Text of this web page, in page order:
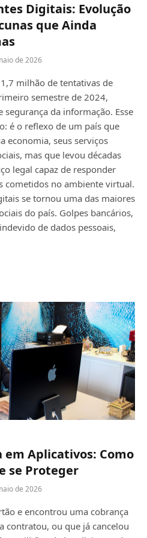
Digitais: Evolução
que Ainda
de 2026
milhão de tentativas de
semestre de 2024,
da informação. Esse
é o reflexo de um país que
economia, seus serviços
mas que levou décadas
legal capaz de responder
cometidos no ambiente virtual.
se tornou uma das maiores
do país. Golpes bancários,
de dados pessoais,
em Aplicativos: Como
se Proteger
de 2026
e encontrou uma cobrança
contratou, ou que já cancelou